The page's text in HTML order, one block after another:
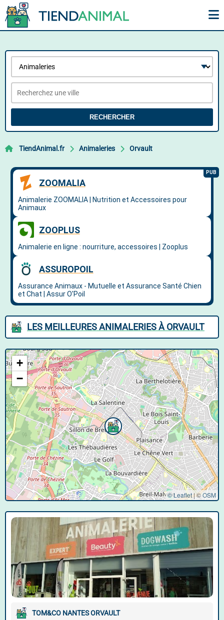
RECHERCHER
TiendAnimal.fr Animaleries Orvault
LES MEILLEURES ANIMALERIES À ORVAULT
+
−
© Leaflet|©OSM
TOM&CO NANTES ORVAULT